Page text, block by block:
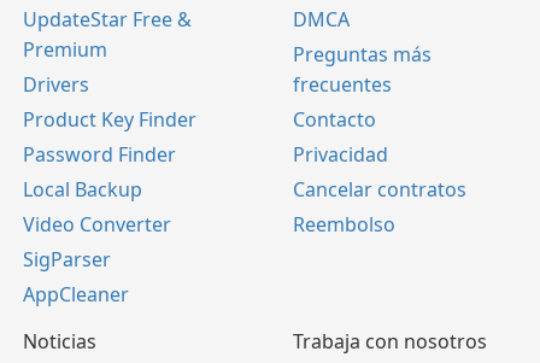
UpdateStar Free &
Premium
Drivers
Product Key Finder
Password Finder
Local Backup
Video Converter
SigParser
AppCleaner
DMCA
Preguntas más
frecuentes
Contacto
Privacidad
Cancelar contratos
Reembolso
Noticias
Trabaja con nosotros